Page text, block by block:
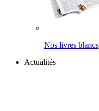
Nos livres blancs
Actualités